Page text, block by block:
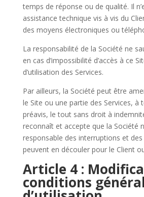
temps de réponse ou de qualité. Il
assistance technique vis à vis du
des moyens électroniques ou
La responsabilité de la Société ne
en cas d’impossibilité d’accès à ce
d’utilisation des Services.
Par ailleurs, la Société peut être
le Site ou une partie des Services, à
préavis, le tout sans droit à
reconnaît et accepte que la Société
responsable des interruptions et
peuvent en découler pour le Client
Article 4 :
conditions